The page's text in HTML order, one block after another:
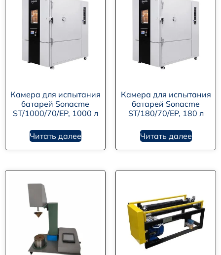
Камера для испытания
батарей Sonacme
ST/1000/70/EP, 1000 л
Читать далее
Камера для испытания
батарей Sonacme
ST/180/70/EP, 180 л
Читать далее